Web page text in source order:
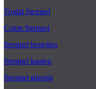
Trodat Stempel
Colop Stempel
Stempel bestellen
Stempel kaufen
Stempel günstig